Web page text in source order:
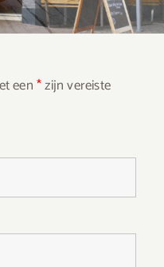
een*zijn vereiste